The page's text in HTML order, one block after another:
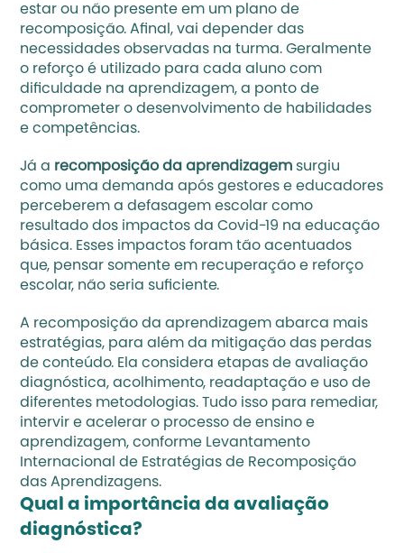
estar ou não presente em um plano de
recomposição. Afinal, vai depender das
necessidades observadas na turma. Geralmente
o reforço é utilizado para cada aluno com
dificuldade na aprendizagem, a ponto de
comprometer o desenvolvimento de habilidades
e competências.
Já a recomposição da aprendizagem surgiu
como uma demanda após gestores e educadores
perceberem a defasagem escolar como
resultado dos impactos da Covid-19 na educação
básica. Esses impactos foram tão acentuados
que, pensar somente em recuperação e reforço
escolar, não seria suficiente.
A recomposição da aprendizagem abarca mais
estratégias, para além da mitigação das perdas
de conteúdo. Ela considera etapas de avaliação
diagnóstica, acolhimento, readaptação e uso de
diferentes metodologias. Tudo isso para remediar,
intervir e acelerar o processo de ensino e
aprendizagem, conforme Levantamento
Internacional de Estratégias de Recomposição
das Aprendizagens.
Qual a importância da avaliação
diagnóstica?